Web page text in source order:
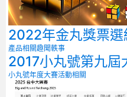
2022年金丸獎票選
產品相關趣聞軼事
2017小丸號第九屆
小丸號年度大賽活動相關